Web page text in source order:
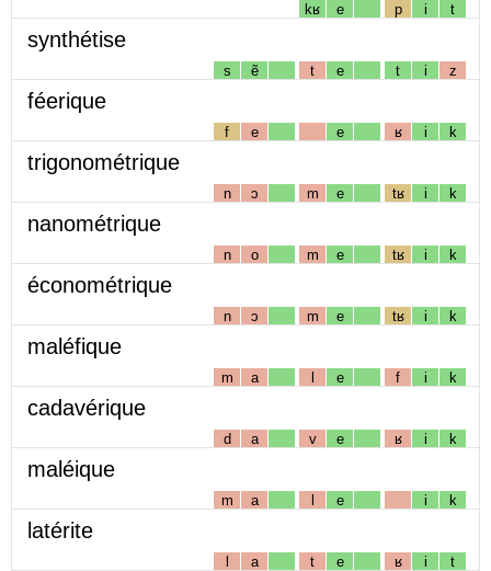
kʁ e p i t
synthétise
s ẽ t e t i z
féerique
f e e ʁ i k
trigonométrique
n ɔ m e tʁ i k
nanométrique
n o m e tʁ i k
économétrique
n ɔ m e tʁ i k
maléfique
m a l e f i k
cadavérique
d a v e ʁ i k
maléique
m a l e i k
latérite
l a t e ʁ i t